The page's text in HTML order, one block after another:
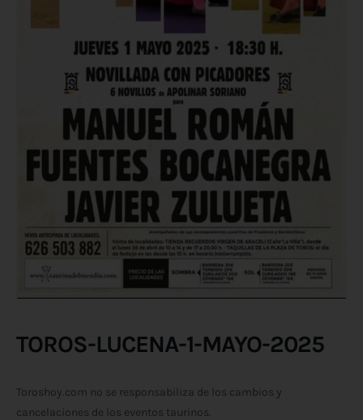
TOROS-LUCENA-1-MAYO-2025
Toroshoy.com no se responsabiliza de los cambios y
cancelaciones de los eventos taurinos.